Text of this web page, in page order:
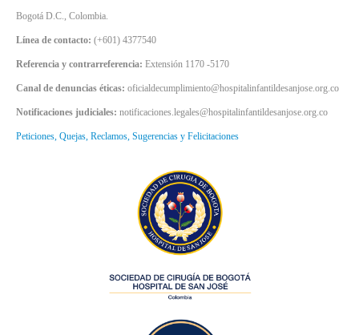
Bogotá D.C., Colombia.
Línea de contacto: (+601) 4377540
Referencia y contrarreferencia: Extensión 1170 -5170
Canal de denuncias éticas: oficialdecumplimiento@hospitalinfantildesanjose.org.co
Notificaciones judiciales: notificaciones.legales@hospitalinfantildesanjose.org.co
Peticiones, Quejas, Reclamos, Sugerencias y Felicitaciones